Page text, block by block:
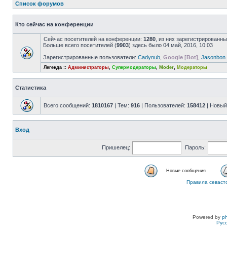
Список форумов
Кто сейчас на конференции
Сейчас посетителей на конференции: 1280 , из них
Больше всего посетителей (9903) здесь было 04 май, 2016, 10:03
Зарегистрированные пользователи: Cadynub Google [Bot] Jasonbon
Легенда :: Администраторы, Супермодераторы, Moder, Модераторы
Статистика
Всего сообщений: 1810167 | Тем: 916 | Пользователей: 158412 |
Вход
Пришелец: Пароль:
Новые сообщения
Правила
Powered by